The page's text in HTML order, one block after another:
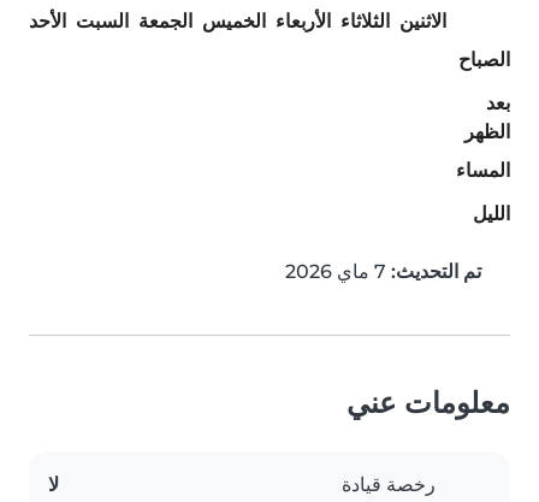
الاثنين الثلاثاء الأربعاء الخميس الجمعة السبت
الأحد
الصباح
بعد
الظهر
المساء
الليل
تم التحديث:
معلومات عني
رخصة قيادة لا